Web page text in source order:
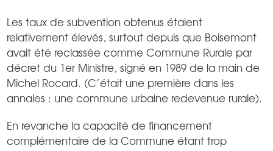
Les taux de subvention obtenus étaient
relativement élevés, surtout depuis que Boisemont
avait été reclassée comme Commune Rurale par
décret du 1er Ministre, signé en 1989 de la main de
Michel Rocard. (C’était une première dans les
annales : une commune urbaine redevenue rurale).
En revanche la capacité de financement
complémentaire de la Commune étant trop